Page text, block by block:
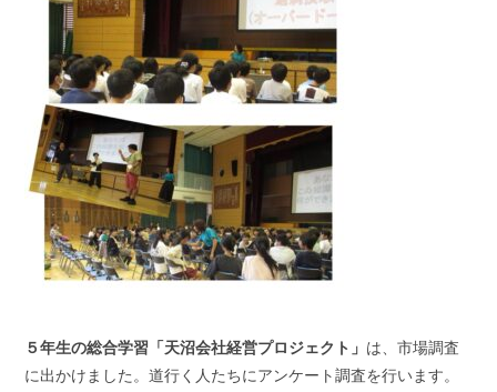
５年生の総合学習「天沼会社経営プロジェクト」 は、市場調査
に出かけました。道行く人たちにアンケート調査を行います。